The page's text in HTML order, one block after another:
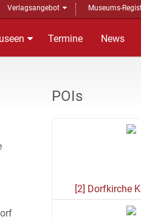
Verlagsangebot Museums-
Termine News
POIs
[2] Dorfkirche